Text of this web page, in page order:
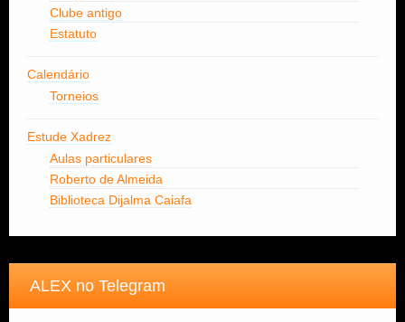
Clube antigo
Estatuto
Calendário
Torneios
Estude Xadrez
Aulas particulares
Roberto de Almeida
Biblioteca Dijalma Caiafa
ALEX no Telegram